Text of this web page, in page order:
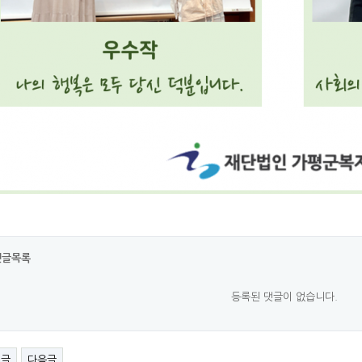
글목록
등록된 댓글이 없습니다.